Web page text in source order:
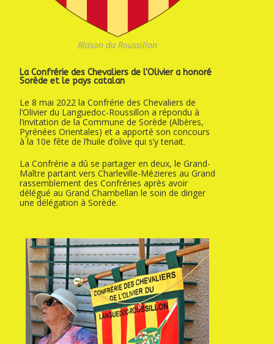
Blason du Roussillon
La Confrérie des Chevaliers de l'Olivier a honoré
Sorède et le pays catalan
Le 8 mai 2022 la Confrérie des Chevaliers de
l’Olivier du Languedoc-Roussillon a répondu à
l’invitation de la Commune de Sorède (Albères,
Pyrénées Orientales) et a apporté son concours
à la 10e fête de l’huile d’olive qui s’y tenait.
La Confrérie a dû se partager en deux, le Grand-
Maître partant vers Charleville-Mézieres au Grand
rassemblement des Confréries après avoir
délégué au Grand Chambellan le soin de diriger
une délégation à Sorède.